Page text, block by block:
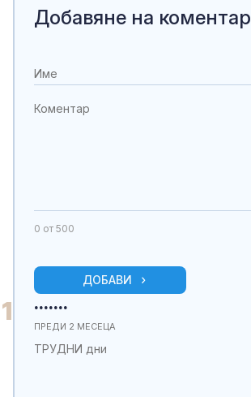
Добавяне на коментар
0 от 500
ДОБАВИ
1 .......
ПРЕДИ 2 МЕСЕЦА
ТРУДНИ дни